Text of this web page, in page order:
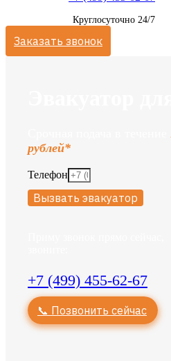
Круглосуточно 24/7
Заказать звонок
рублей*
Телефон
Вызвать эвакуатор
+7 (499) 455-62-67
📞 Позвонить сейчас